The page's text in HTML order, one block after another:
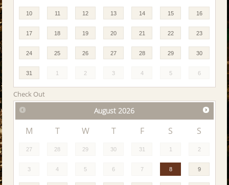
10 11 12 13 14 15 16
17 18 19 20 21 22 23
24 25 26 27 28 29 30
31 1 2 3 4 5 6
Check Out
August 2026
M T W T F S S
27 28 29 30 31 1 2
3 4 5 6 7 8 9